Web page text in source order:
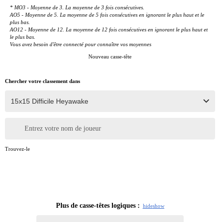
* MO3 - Moyenne de 3. La moyenne de 3 fois consécutives.
AO5 - Moyenne de 5. La moyenne de 5 fois consécutives en ignorant le plus haut et le
plus bas.
AO12 - Moyenne de 12. La moyenne de 12 fois consécutives en ignorant le plus haut et
le plus bas.
Vous avez besoin d'être connecté pour connaître vos moyennes
Nouveau casse-tête
Chercher votre classement dans
Entrez votre nom de joueur
Trouvez-le
Plus de casse-têtes logiques : hideshow